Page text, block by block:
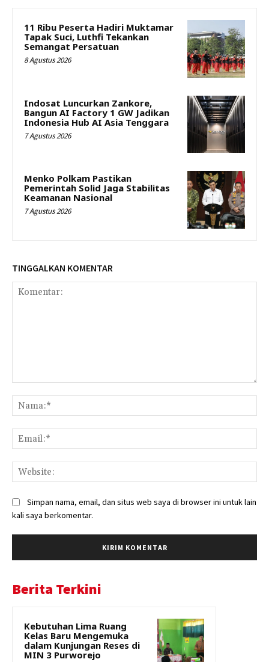
11 Ribu Peserta Hadiri Muktamar
Tapak Suci, Luthfi Tekankan
Semangat Persatuan
8 Agustus 2026
Indosat Luncurkan Zankore,
Bangun AI Factory 1 GW Jadikan
Indonesia Hub AI Asia Tenggara
7 Agustus 2026
Menko Polkam Pastikan
Pemerintah Solid Jaga Stabilitas
Keamanan Nasional
7 Agustus 2026
TINGGALKAN KOMENTAR
Simpan nama, email, dan situs web saya di browser ini untuk lain
kali saya berkomentar.
Berita Terkini
Kebutuhan Lima Ruang
Kelas Baru Mengemuka
dalam Kunjungan Reses di
MIN 3 Purworejo